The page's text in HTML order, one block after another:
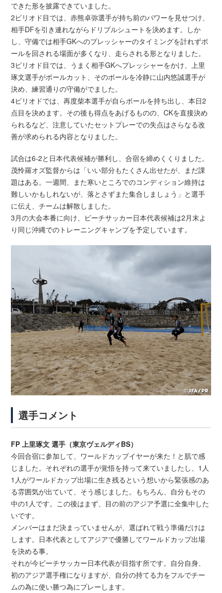
できた形を披露できていました。
2ピリオド目では、赤熊卓弥選手が持ち前のパワーを見せつけ、
相手DFを引き連れながらドリブルシュートを決めます。しか
し、守備では相手GKへのプレッシャーのタイミングを計れずボ
ールを回される場面が多くなり、走らされる形となりました。
3ピリオド目では、うまく相手GKへプレッシャーをかけ、上里
琢文選手がボールカット、そのボールを冷静に山内悠誠選手が
決め、練習通りの守備がでました。
4ピリオドでは、再度柴本選手が自らボールを持ち出し、本日2
点目を決めます。その後も得点をあげるものの、CKを直接決め
られるなど、注意していたセットプレーでの失点はさらなる改
善が求められる内容となりました。
試合は6-2と日本代表候補が勝利し、合宿を締めくくりました。
茂怜羅オズ監督からは「いい部分もたくさん出せたが、まだ課
題はある。一週間、また寒いところでのコンディション維持は
難しいかもしれないが、落とさずまた集合しましょう」と選手
に伝え、チームは解散しました。
3月の大会本番に向け、ビーチサッカー日本代表候補は2月末よ
り同じ沖縄でのトレーニングキャンプを予定しています。
選手コメント
FP 上里琢文 選手（東京ヴェルディBS）
今回合宿に参加して、ワールドカップイヤーが来た！と肌で感
じました。それぞれの選手が覚悟を持って来ていましたし、1人
1人がワールドカップ出場に生き残るという想いから緊張感のあ
る雰囲気が出ていて、そう感じました。もちろん、自分もその
中の1人です。この後はまず、目の前のアジア予選に全集中した
いです。
メンバーはまだ決まっていませんが、選ばれて戦う準備だけは
します。日本代表としてアジアで優勝してワールドカップ出場
を決める事。
それが今ビーチサッカー日本代表が目指す所です。自分自身、
初のアジア選手権になりますが、自分の持てる力をフルでチー
ムの為に使い勝つ為にプレーします。